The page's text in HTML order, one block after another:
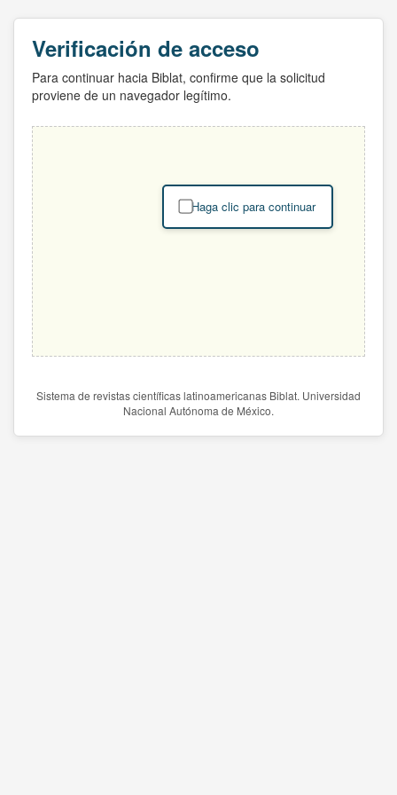
Verificación de acceso
Para continuar hacia Biblat, confirme que la solicitud
proviene de un navegador legítimo.
Haga clic para continuar
Sistema de revistas científicas latinoamericanas Biblat. Universidad
Nacional Autónoma de México.